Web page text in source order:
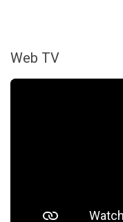
Web TV